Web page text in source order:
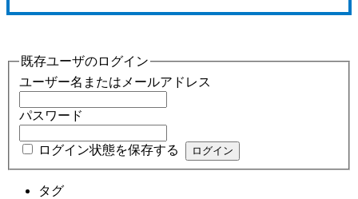
既存ユーザのログイン
ユーザー名またはメールアドレス
パスワード
ログイン状態を保存する
タグ